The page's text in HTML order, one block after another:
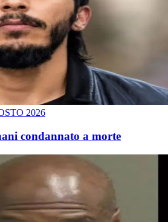
2026
condannato a morte